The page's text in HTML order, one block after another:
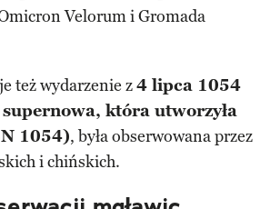
Velorum i Gromada
też wydarzenie z4 lipca 1054
która utworzyła
1054), była obserwowana przez
i chińskich.